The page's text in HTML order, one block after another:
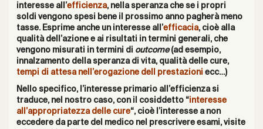
interesse all’efficienza, nella speranza che se i propri
soldi vengono spesi bene il prossimo anno pagherà meno
tasse. Esprime anche un interesse all’efficacia, cioè alla
qualità dell’azione e ai risultati in termini generali, che
vengono misurati in termini di outcome(ad esempio,
innalzamento della speranza di vita, qualità delle cure,
tempi di attesa nell’erogazione dell prestazioni ecc…)
Nello specifico, l’interesse primario all’efficienza si
traduce, nel nostro caso, con il cosiddetto “interesse
all’appropriatezza delle cure“, cioè l’interesse a non
eccedere da parte del medico nel prescrivere esami, visite